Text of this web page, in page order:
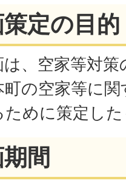
定の目的
は、空家等対
町の空家等に
めに策定した
間